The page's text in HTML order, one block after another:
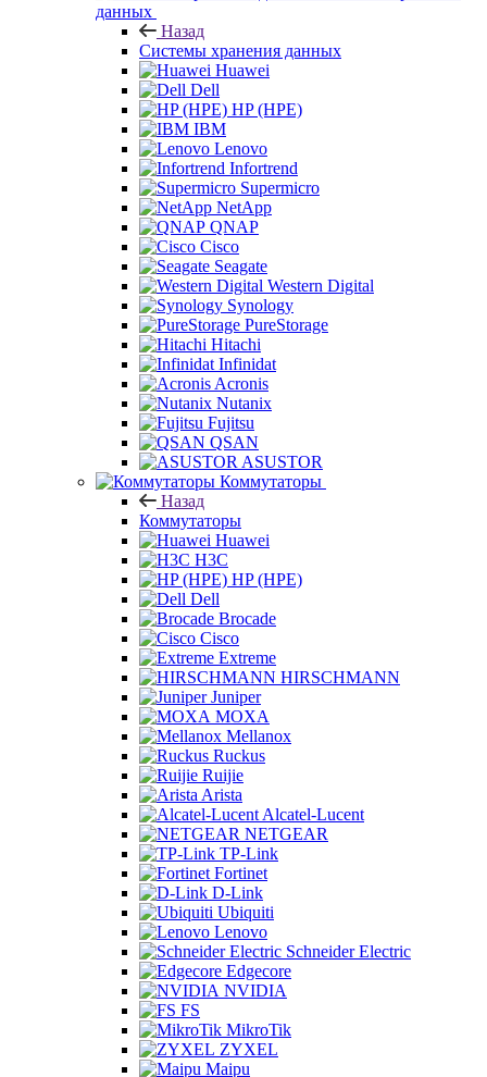
данных
Назад
Системы хранения данных
Huawei
Dell
HP (HPE)
IBM
Lenovo
Infortrend
Supermicro
NetApp
QNAP
Cisco
Seagate
Western Digital
Synology
PureStorage
Hitachi
Infinidat
Acronis
Nutanix
Fujitsu
QSAN
ASUSTOR
Коммутаторы
Назад
Коммутаторы
Huawei
H3C
HP (HPE)
Dell
Brocade
Cisco
Extreme
HIRSCHMANN
Juniper
MOXA
Mellanox
Ruckus
Ruijie
Arista
Alcatel-Lucent
NETGEAR
TP-Link
Fortinet
D-Link
Ubiquiti
Lenovo
Schneider Electric
Edgecore
NVIDIA
FS
MikroTik
ZYXEL
Maipu